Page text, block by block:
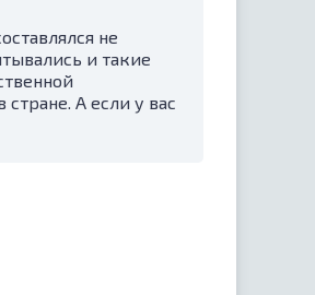
не
и такие
А если у вас